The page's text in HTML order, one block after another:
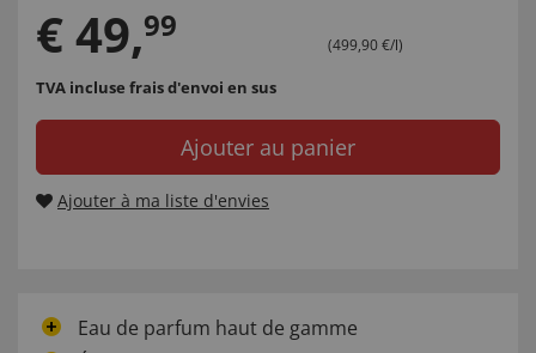
€49,99
(499,90 €/l)
TVA incluse frais d'envoi en sus
Ajouter au panier
Ajouter à ma liste d'envies
Eau de parfum haut de gamme